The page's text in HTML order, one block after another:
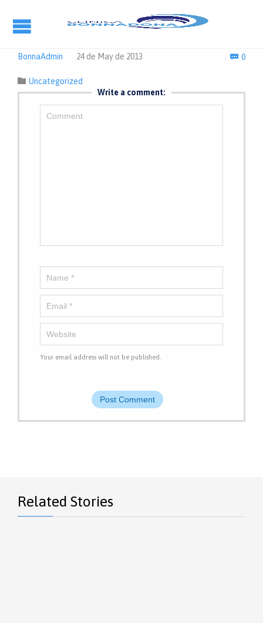
BonnaAdmin 24 de May de 2013  0
 Category
Uncategorized
Write a comment:
Your email address will not be published.
Related Stories